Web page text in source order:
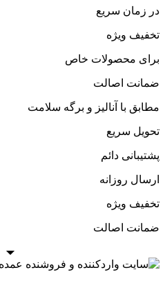
در زمان سریع
تخفیف ویژه
برای محصولات خاص
ضمانت اصالت
مطابق با آنالیز و برگه سلامت
تحویل سریع
پشتیبانی دائم
ارسال روزانه
تخفیف ویژه
ضمانت اصالت